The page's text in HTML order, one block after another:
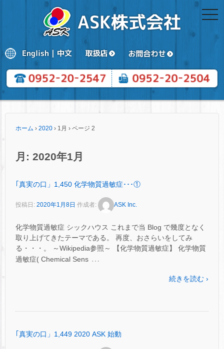
ホーム › 2020 › 1月 › ページ 2
月: 2020年1月
｢真実の口」1,450 化学物質過敏症･･･①
投稿日: 2020年1月8日 作成者: ASK Inc.
化学物質過敏症 シックハウス これまで当 Blog で幾度となく
取り上げてきたテーマである。 再度、おさらいをしてみ
る・・・。 ～Wikipedia参照～ 【化学物質過敏症】 化学物質
過敏症( Chemical Sens …
続きを読む ›
｢真実の口」1,449 2020 ASK 始動